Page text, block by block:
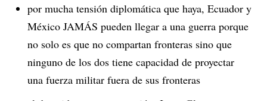
por mucha tensión diplomática que haya, Ecuador y
México JAMÁS pueden llegar a una guerra porque
no solo es que no compartan fronteras sino que
ninguno de los dos tiene capacidad de proyectar
una fuerza militar fuera de sus fronteras